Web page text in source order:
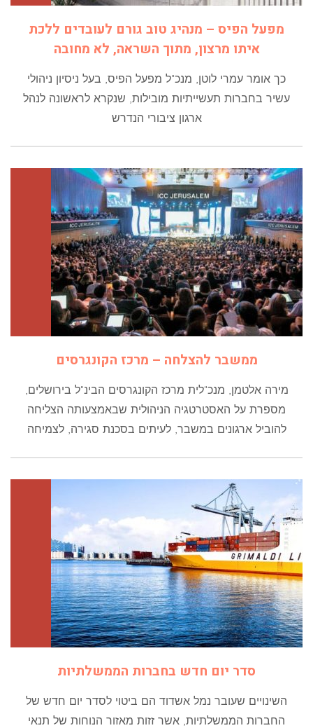
מפעל הפיס – מנהיג טוב גורם לעובדים ללכת
איתו מרצון, מתוך השראה, לא מחובה
כך אומר עמרי לוטן, מנכ"ל מפעל הפיס, בעל ניסיון ניהולי
עשיר בחברות תעשייתיות מובילות, שנקרא לראשונה לנהל
ארגון ציבורי הנדרש
ממשבר להצלחה – מרכז הקונגרסים
מירה אלטמן, מנכ"לית מרכז הקונגרסים הבינ"ל בירושלים,
מספרת על האסטרטגיה הניהולית שבאמצעותה הצליחה
להוביל ארגונים במשבר, לעיתים בסכנת סגירה, לצמיחה
סדר יום חדש בחברות הממשלתיות
השינויים שעובר נמל אשדוד הם ביטוי לסדר יום חדש של
החברות הממשלתיות, אשר זזות מאזור הנוחות של תנאי